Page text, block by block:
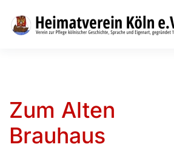
Skip to main content
Zum Alten
Brauhaus